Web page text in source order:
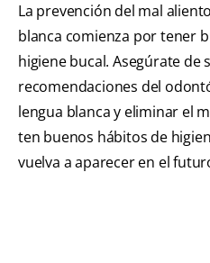
La prevención del mal
blanca comienza por tener
higiene bucal. Asegúrate de
recomendaciones del
lengua blanca y eliminar el
ten buenos hábitos de
vuelva a aparecer en el